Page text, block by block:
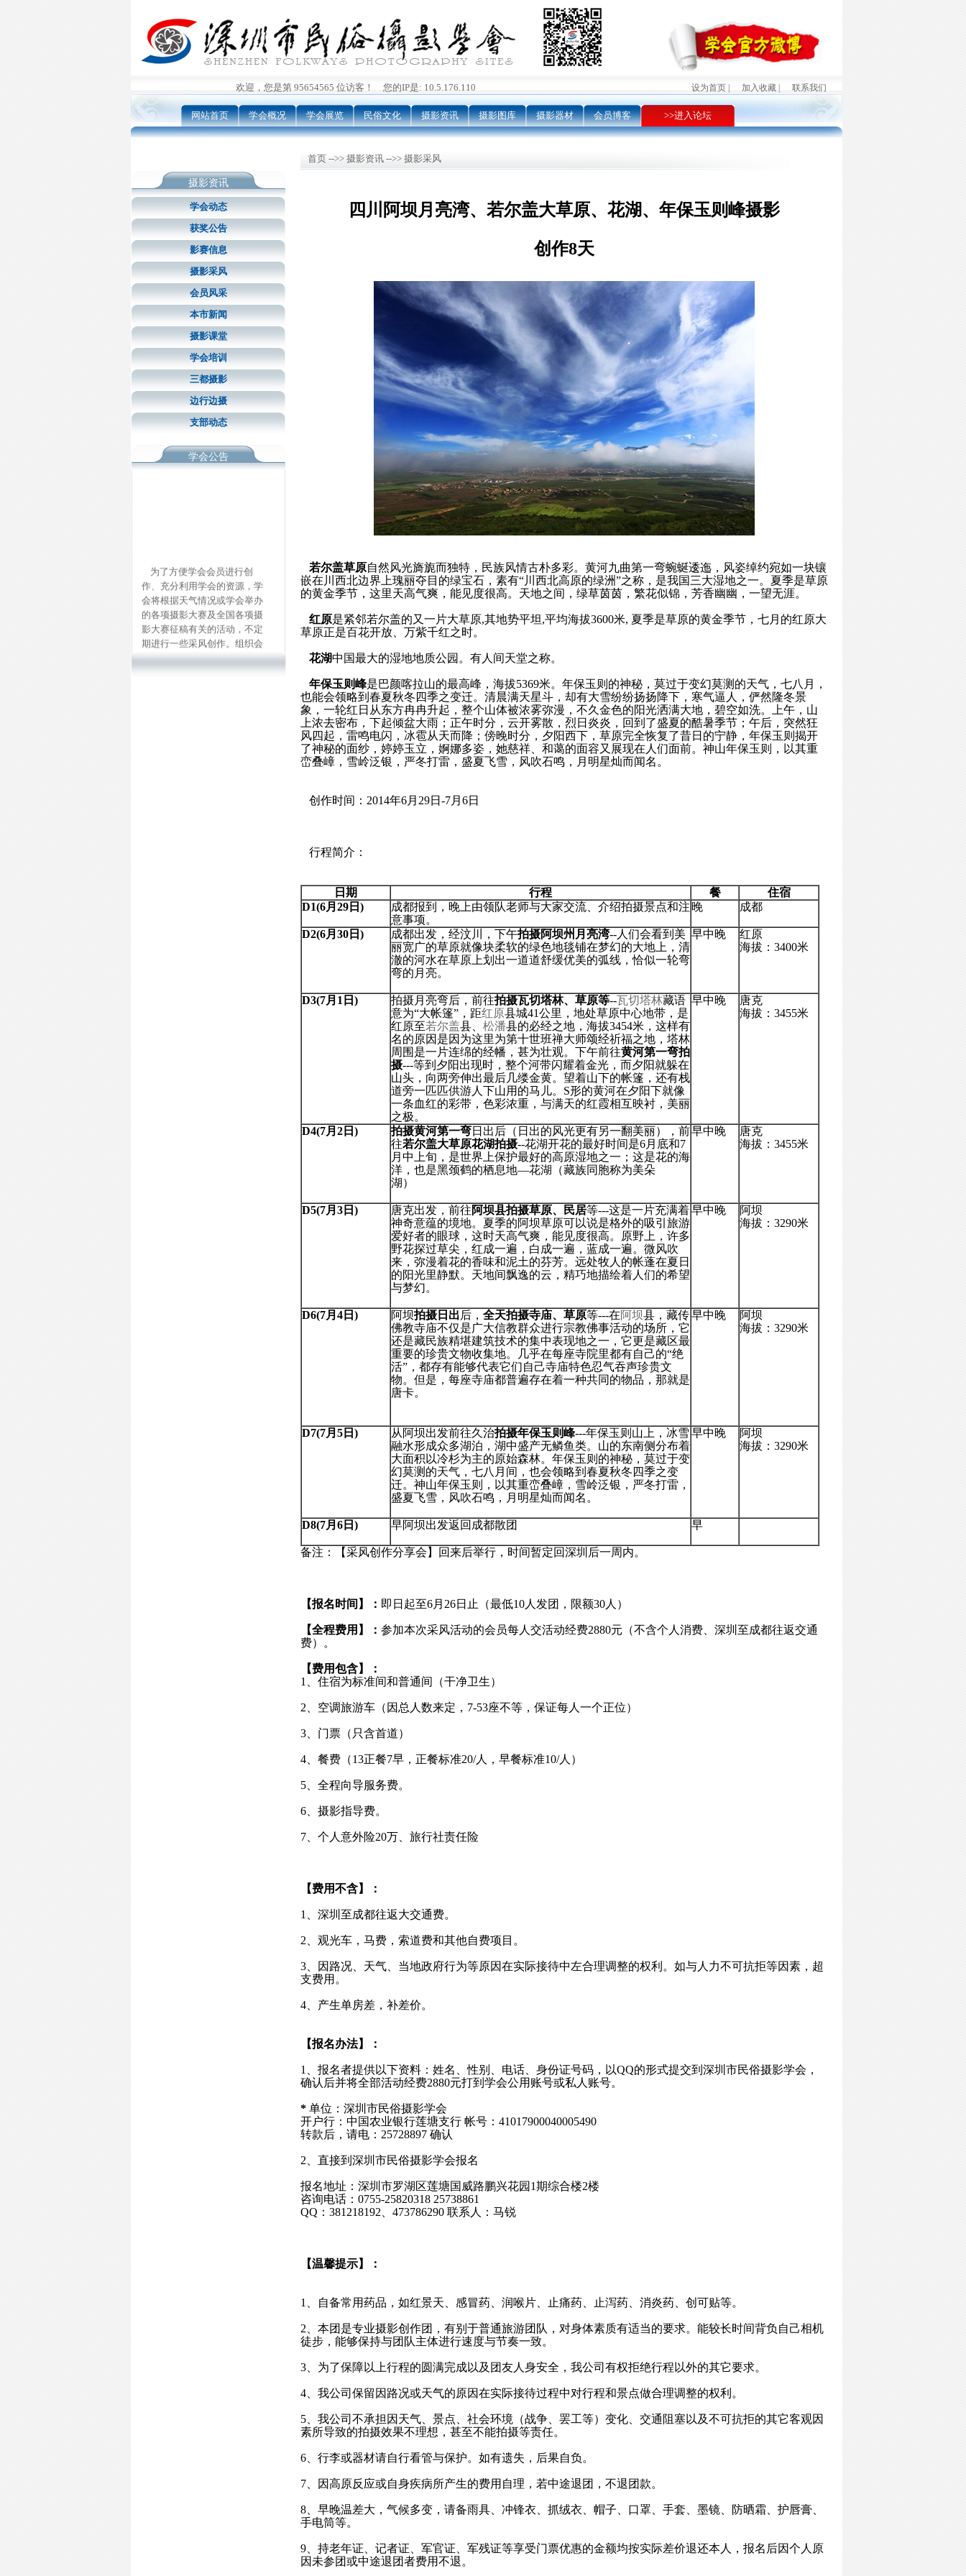
欢迎，您是第 95654565 位访客！ 您的IP是: 10.5.176.110 设为首页 | 加入收藏 | 联系我们
网站首页 学会概况 学会展览 民俗文化 摄影资讯 摄影图库 摄影器材 会员博客 >>进入论坛
摄影资讯
学会动态
获奖公告
影赛信息
摄影采风
会员风采
本市新闻
摄影课堂
学会培训
三都摄影
边行边摄
支部动态
学会公告
作、充分利用学会的资源，学
会将根据天气情况或学会举办
的各项摄影大赛及全国各项摄
影大赛征稿有关的活动，不定
期进行一些采风创作。组织会
员到深圳市各地进行拍摄（详
首页 -->> 摄影资讯 -->> 摄影采风
四川阿坝月亮湾、若尔盖大草原、花湖、年保玉则峰摄影
创作8天
若尔盖草原自然风光旖旎而独特，民族风情古朴多彩。黄河九曲第一弯蜿蜒逶迤，风姿绰约宛如一块镶
嵌在川西北边界上瑰丽夺目的绿宝石，素有“川西北高原的绿洲”之称，是我国三大湿地之一。夏季是草原
的黄金季节，这里天高气爽，能见度很高。天地之间，绿草茵茵，繁花似锦，芳香幽幽，一望无涯。
红原是紧邻若尔盖的又一片大草原,其地势平坦,平均海拔3600米, 夏季是草原的黄金季节，七月的红原大
草原正是百花开放、万紫千红之时。
花湖中国最大的湿地地质公园。有人间天堂之称。
年保玉则峰是巴颜喀拉山的最高峰，海拔5369米。年保玉则的神秘，莫过于变幻莫测的天气，七八月，
也能会领略到春夏秋冬四季之变迁。清晨满天星斗，却有大雪纷纷扬扬降下，寒气逼人，俨然隆冬景
象，一轮红日从东方冉冉升起，整个山体被浓雾弥漫，不久金色的阳光洒满大地，碧空如洗。上午，山
上浓去密布，下起倾盆大雨；正午时分，云开雾散，烈日炎炎，回到了盛夏的酷暑季节；午后，突然狂
风四起，雷鸣电闪，冰雹从天而降；傍晚时分，夕阳西下，草原完全恢复了昔日的宁静，年保玉则揭开
了神秘的面纱，婷婷玉立，婀娜多姿，她慈祥、和蔼的面容又展现在人们面前。神山年保玉则，以其重
峦叠嶂，雪岭泛银，严冬打雷，盛夏飞雪，风吹石鸣，月明星灿而闻名。
创作时间：2014年6月29日-7月6日
行程简介：
日期 行程 餐
住宿
D1(6月29日)
成都报到，晚上由领队老师与大家交流、介绍拍摄景点和注
意事项。
晚 成都
D2(6月30日) 成都出发，经汶川，下午拍摄阿坝州月亮湾--人们会看到美
丽宽广的草原就像块柔软的绿色地毯铺在梦幻的大地上，清
澈的河水在草原上划出一道道舒缓优美的弧线，恰似一轮弯
弯的月亮。
早中晚
红原
海拔：3400米
D3(7月1日) 拍摄月亮弯后，前往拍摄瓦切塔林、草原等--瓦切塔林藏语
意为“大帐篷”，距红原县城41公里，地处草原中心地带，是
红原至若尔盖县、 松潘县的必经之地，海拔3454米，这样有
名的原因是因为这里为第十世班禅大师颂经祈福之地，塔林
周围是一片连绵的经幡，甚为壮观。下午前往黄河第一弯拍
摄---等到夕阳出现时，整个河带闪耀着金光，而夕阳就躲在
山头，向两旁伸出最后几缕金黄。望着山下的帐篷，还有栈
道旁一匹匹供游人下山用的马儿。S形的黄河在夕阳下就像
一条血红的彩带，色彩浓重，与满天的红霞相互映衬，美丽
之极。
早中晚
唐克
海拔：3455米
D4(7月2日) 拍摄黄河第一弯日出后（日出的风光更有另一翻美丽），前
往若尔盖大草原花湖拍摄--花湖开花的最好时间是6月底和7
月中上旬，是世界上保护最好的高原湿地之一；这是花的海
洋，也是黑颈鹤的栖息地—花湖（藏族同胞称为美朵
湖）
早中晚
唐克
海拔：3455米
D5(7月3日) 唐克出发，前往阿坝县拍摄草原、民居等---这是一片充满着
神奇意蕴的境地。夏季的阿坝草原可以说是格外的吸引旅游
爱好者的眼球，这时天高气爽，能见度很高。原野上，许多
野花探过草尖，红成一遍，白成一遍，蓝成一遍。微风吹
来，弥漫着花的香味和泥土的芬芳。远处牧人的帐蓬在夏日
的阳光里静默。天地间飘逸的云，精巧地描绘着人们的希望
与梦幻。
早中晚
阿坝
海拔：3290米
D6(7月4日) 阿坝拍摄日出后， 全天拍摄寺庙、草原等---在阿坝县，藏传
佛教寺庙不仅是广大信教群众进行宗教佛事活动的场所，它
还是藏民族精堪建筑技术的集中表现地之一，它更是藏区最
重要的珍贵文物收集地。几乎在每座寺院里都有自己的“绝
活”，都存有能够代表它们自己寺庙特色忍气吞声珍贵文
物。但是，每座寺庙都普遍存在着一种共同的物品，那就是
唐卡。
早中晚
阿坝
海拔：3290米
D7(7月5日) 从阿坝出发前往久治拍摄年保玉则峰---年保玉则山上，冰雪
融水形成众多湖泊，湖中盛产无鳞鱼类。山的东南侧分布着
大面积以冷杉为主的原始森林。年保玉则的神秘，莫过于变
幻莫测的天气，七八月间，也会领略到春夏秋冬四季之变
迁。神山年保玉则，以其重峦叠嶂，雪岭泛银，严冬打雷，
盛夏飞雪，风吹石鸣，月明星灿而闻名。
早中晚
阿坝
海拔：3290米
D8(7月6日) 早阿坝出发返回成都散团 早
备注：【采风创作分享会】回来后举行，时间暂定回深圳后一周内。
【报名时间】： 即日起至6月26日止（最低10人发团，限额30人）
【全程费用】： 参加本次采风活动的会员每人交活动经费2880元（不含个人消费、深圳至成都往返交通
费）。
【费用包含】：
1、住宿为标准间和普通间（干净卫生）
2、空调旅游车（因总人数来定，7-53座不等，保证每人一个正位）
3、门票（只含首道）
4、餐费（13正餐7早，正餐标准20/人，早餐标准10/人）
5、全程向导服务费。
6、摄影指导费。
7、个人意外险20万、旅行社责任险
【费用不含】：
1、深圳至成都往返大交通费。
2 、观光车，马费，索道费和其他自费项目。
3 、因路况、天气、当地政府行为等原因在实际接待中左合理调整的权利。如与人力不可抗拒等因素，超
支费用。
4 、产生单房差，补差价。
【报名办法】：
1、报名者提供以下资料：姓名、性别、电话、身份证号码，以QQ的形式提交到深圳市民俗摄影学会，
确认后并将全部活动经费2880元打到学会公用账号或私人账号。
* 单位：深圳市民俗摄影学会
开户行：中国农业银行莲塘支行 帐号：41017900040005490
转款后，请电：25728897 确认
2、直接到深圳市民俗摄影学会报名
报名地址：深圳市罗湖区莲塘国威路鹏兴花园1期综合楼2楼
咨询电话：0755-25820318 25738861
QQ：381218192、473786290 联系人：马锐
【温馨提示】：
1 、自备常用药品，如红景天、感冒药、润喉片、止痛药、止泻药、消炎药、创可贴等。
2 、本团是专业摄影创作团，有别于普通旅游团队，对身体素质有适当的要求。能较长时间背负自己相机
徒步，能够保持与团队主体进行速度与节奏一致。
3 、为了保障以上行程的圆满完成以及团友人身安全，我公司有权拒绝行程以外的其它要求。
4 、我公司保留因路况或天气的原因在实际接待过程中对行程和景点做合理调整的权利。
5 、我公司不承担因天气、景点、社会环境（战争、罢工等）变化、交通阻塞以及不可抗拒的其它客观因
素所导致的拍摄效果不理想，甚至不能拍摄等责任。
6 、行李或器材请自行看管与保护。如有遗失，后果自负。
7 、因高原反应或自身疾病所产生的费用自理，若中途退团，不退团款。
8 、早晚温差大，气候多变，请备雨具、冲锋衣、抓绒衣、帽子、口罩、手套、墨镜、防晒霜、护唇膏、
手电筒等。
9 、持老年证、记者证、军官证、军残证等享受门票优惠的金额均按实际差价退还本人，报名后因个人原
因未参团或中途退团者费用不退。